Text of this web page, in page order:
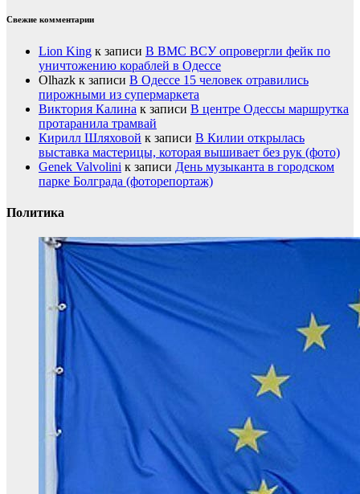
Свежие комментарии
Lion King к записи В ВМС ВСУ опровергли фейк по
уничтожению кораблей в Одессе
Olhazk к записи В Одессе 15 человек отравились
пирожными из супермаркета
Виктория Калина к записи В центре Одессы маршрутка
протаранила трамвай
Кирилл Шляховой к записи В Килии открылась
выставка мастерицы, которая вышивает без рук (фото)
Genek Valvolini к записи День музыканта в городском
парке Болграда (фоторепортаж)
Политика